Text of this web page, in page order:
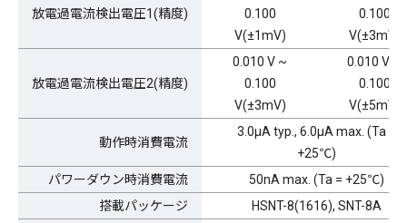
放電過電流検出電圧1(精度)
0.100
V(±1mV)
0.100
V(±3mV)
放電過電流検出電圧2(精度)
0.010 V ~
0.100
V(±3mV)
0.010 V ~
0.100
V(±5mV)
動作時消費電流
3.0μA typ., 6.0μA max. (Ta =
+25℃)
パワーダウン時消費電流
50nA max. (Ta = +25℃)
搭載パッケージ
HSNT-8(1616), SNT-8A